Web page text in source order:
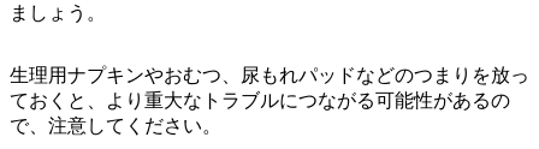
ましょう。
生理用ナプキンやおむつ、尿もれパッドなどのつまりを放っ
ておくと、より重大なトラブルにつながる可能性があるの
で、注意してください。